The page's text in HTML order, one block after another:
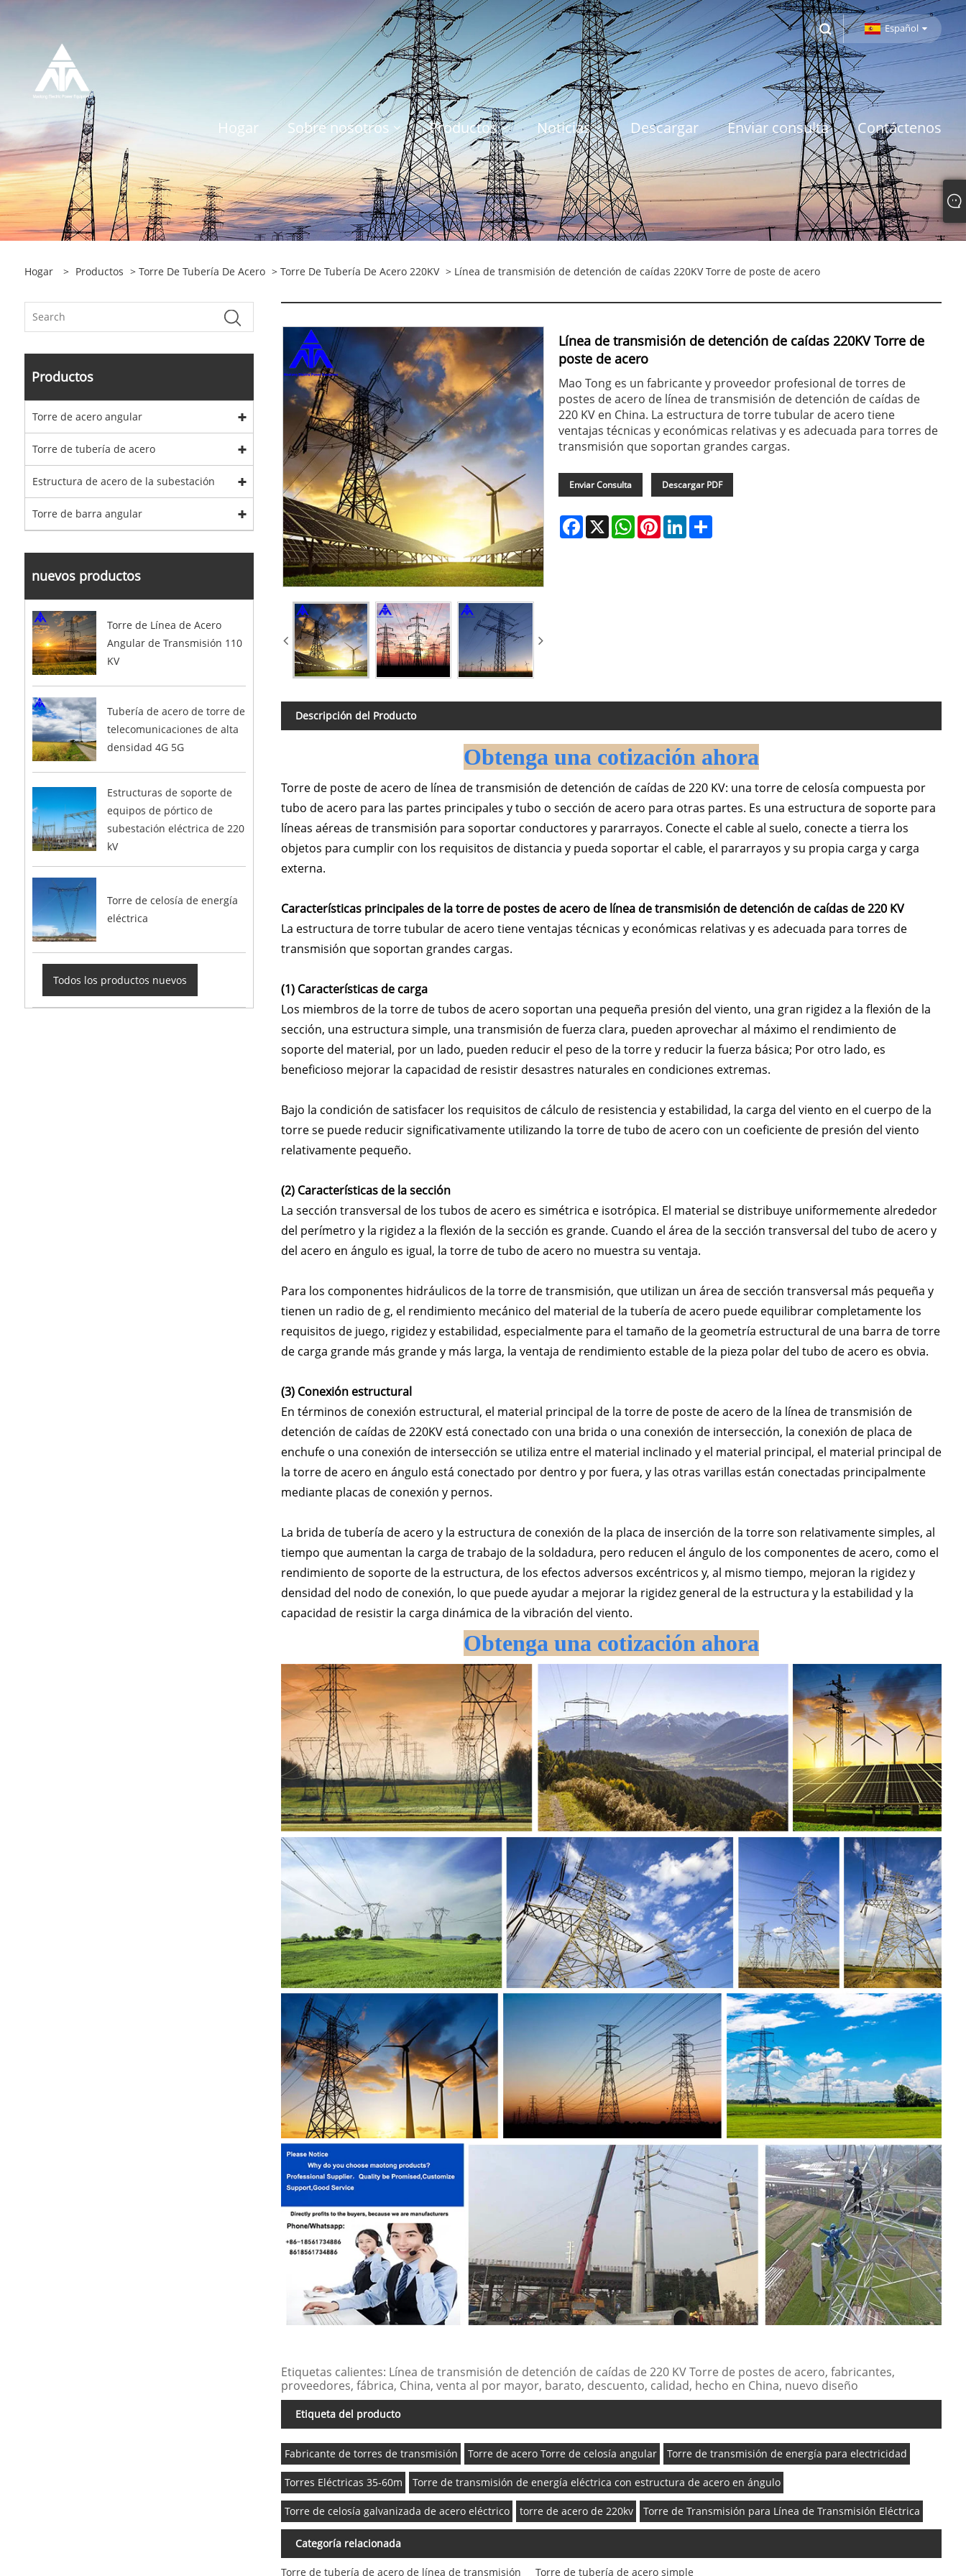
Español
Hogar Sobre nosotros Productos Noticias Descargar Enviar consulta Contáctenos
Hogar > Productos > Torre De Tubería De Acero > Torre De Tubería De Acero 220KV > Línea de transmisión de detención de caídas 220KV Torre de poste de acero
Productos
Torre de acero angular
Torre de tubería de acero
Estructura de acero de la subestación
Torre de barra angular
nuevos productos
Torre de Línea de Acero
Angular de Transmisión 110
KV
Tubería de acero de torre de
telecomunicaciones de alta
densidad 4G 5G
Estructuras de soporte de
equipos de pórtico de
subestación eléctrica de 220
kV
Torre de celosía de energía
eléctrica
Todos los productos nuevos
Línea de transmisión de detención de caídas 220KV Torre de
poste de acero
Mao Tong es un fabricante y proveedor profesional de torres de
postes de acero de línea de transmisión de detención de caídas de
220 KV en China. La estructura de torre tubular de acero tiene
ventajas técnicas y económicas relativas y es adecuada para torres de
transmisión que soportan grandes cargas.
Enviar Consulta Descargar PDF
Facebook
X WhatsApp
PinterestLinkedIn
Descripción del Producto
Obtenga una cotización ahora
Torre de poste de acero de línea de transmisión de detención de caídas de 220 KV: una torre de celosía compuesta por
tubo de acero para las partes principales y tubo o sección de acero para otras partes. Es una estructura de soporte para
líneas aéreas de transmisión para soportar conductores y pararrayos. Conecte el cable al suelo, conecte a tierra los
objetos para cumplir con los requisitos de distancia y pueda soportar el cable, el pararrayos y su propia carga y carga
externa.
Características principales de la torre de postes de acero de línea de transmisión de detención de caídas de 220 KV
La estructura de torre tubular de acero tiene ventajas técnicas y económicas relativas y es adecuada para torres de
transmisión que soportan grandes cargas.
(1) Características de carga
Los miembros de la torre de tubos de acero soportan una pequeña presión del viento, una gran rigidez a la flexión de la
sección, una estructura simple, una transmisión de fuerza clara, pueden aprovechar al máximo el rendimiento de
soporte del material, por un lado, pueden reducir el peso de la torre y reducir la fuerza básica; Por otro lado, es
beneficioso mejorar la capacidad de resistir desastres naturales en condiciones extremas.
Bajo la condición de satisfacer los requisitos de cálculo de resistencia y estabilidad, la carga del viento en el cuerpo de la
torre se puede reducir significativamente utilizando la torre de tubo de acero con un coeficiente de presión del viento
relativamente pequeño.
(2) Características de la sección
La sección transversal de los tubos de acero es simétrica e isotrópica. El material se distribuye uniformemente alrededor
del perímetro y la rigidez a la flexión de la sección es grande. Cuando el área de la sección transversal del tubo de acero y
del acero en ángulo es igual, la torre de tubo de acero no muestra su ventaja.
Para los componentes hidráulicos de la torre de transmisión, que utilizan un área de sección transversal más pequeña y
tienen un radio de g, el rendimiento mecánico del material de la tubería de acero puede equilibrar completamente los
requisitos de juego, rigidez y estabilidad, especialmente para el tamaño de la geometría estructural de una barra de torre
de carga grande más grande y más larga, la ventaja de rendimiento estable de la pieza polar del tubo de acero es obvia.
(3) Conexión estructural
En términos de conexión estructural, el material principal de la torre de poste de acero de la línea de transmisión de
detención de caídas de 220KV está conectado con una brida o una conexión de intersección, la conexión de placa de
enchufe o una conexión de intersección se utiliza entre el material inclinado y el material principal, el material principal de
la torre de acero en ángulo está conectado por dentro y por fuera, y las otras varillas están conectadas principalmente
mediante placas de conexión y pernos.
La brida de tubería de acero y la estructura de conexión de la placa de inserción de la torre son relativamente simples, al
tiempo que aumentan la carga de trabajo de la soldadura, pero reducen el ángulo de los componentes de acero, como el
rendimiento de soporte de la estructura, de los efectos adversos excéntricos y, al mismo tiempo, mejoran la rigidez y
densidad del nodo de conexión, lo que puede ayudar a mejorar la rigidez general de la estructura y la estabilidad y la
capacidad de resistir la carga dinámica de la vibración del viento.
Obtenga una cotización ahora
Etiquetas calientes: Línea de transmisión de detención de caídas de 220 KV Torre de postes de acero, fabricantes,
proveedores, fábrica, China, venta al por mayor, barato, descuento, calidad, hecho en China, nuevo diseño
Etiqueta del producto
Fabricante de torres de transmisión Torre de acero Torre de celosía angular Torre de transmisión de energía para electricidad
Torres Eléctricas 35-60m Torre de transmisión de energía eléctrica con estructura de acero en ángulo
Torre de celosía galvanizada de acero eléctrico torre de acero de 220kv Torre de Transmisión para Línea de Transmisión Eléctrica
Categoría relacionada
Torre de tubería de acero de línea de transmisión Torre de tubería de acero simple